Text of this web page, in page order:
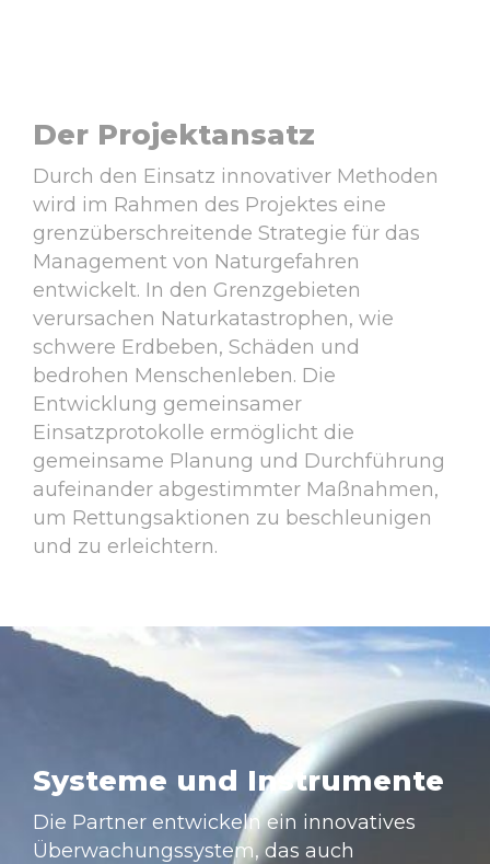
Der Projektansatz
Durch den Einsatz innovativer Methoden
wird im Rahmen des Projektes eine
grenzüberschreitende Strategie für das
Management von Naturgefahren
entwickelt. In den Grenzgebieten
verursachen Naturkatastrophen, wie
schwere Erdbeben, Schäden und
bedrohen Menschenleben. Die
Entwicklung gemeinsamer
Einsatzprotokolle ermöglicht die
gemeinsame Planung und Durchführung
aufeinander abgestimmter Maßnahmen,
um Rettungsaktionen zu beschleunigen
und zu erleichtern.
Systeme und Instrumente
Die Partner entwickeln ein innovatives
Überwachungssystem, das auch